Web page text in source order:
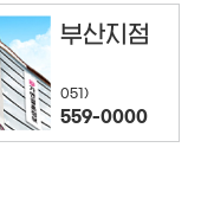
부산지점
051)
559-0000